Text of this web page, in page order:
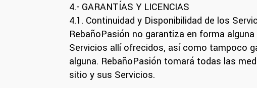
4.- GARANTÍAS Y LICENCIAS
4.1. Continuidad y Disponibilidad de los
RebañoPasión no garantiza en forma
Servicios allí ofrecidos, así como tampoco
alguna. RebañoPasión tomará todas las
sitio y sus Servicios.